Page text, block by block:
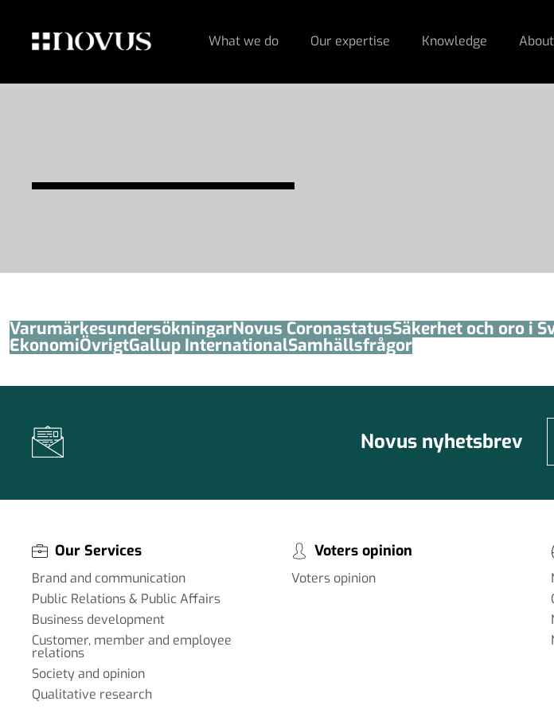
What we do Our expertise Knowledge
VarumärkesundersökningarNovus CoronastatusSäkerhet och oro i
EkonomiÖvrigtGallup InternationalSamhällsfrågor
Novus nyhetsbrev
Our Services
Brand and communication
Public Relations & Public Affairs
Business development
Customer, member and employee
relations
Society and opinion
Qualitative research
Voters opinion
Voters opinion